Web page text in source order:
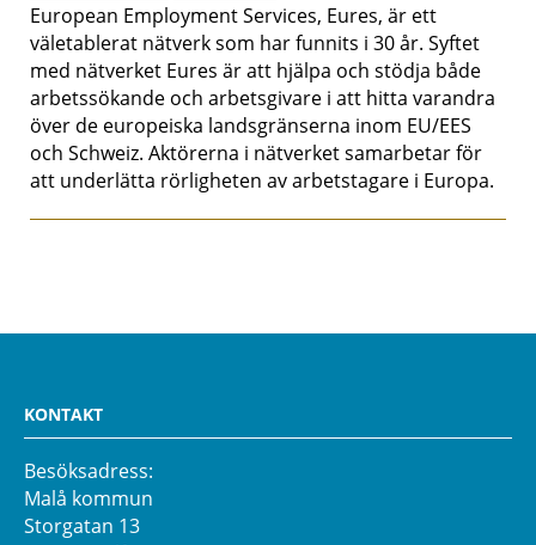
European Employment Services, Eures, är ett
väletablerat nätverk som har funnits i 30 år. Syftet
med nätverket Eures är att hjälpa och stödja både
arbetssökande och arbetsgivare i att hitta varandra
över de europeiska landsgränserna inom EU/EES
och Schweiz. Aktörerna i nätverket samarbetar för
att underlätta rörligheten av arbetstagare i Europa.
KONTAKT
Besöksadress:
Malå kommun
Storgatan 13